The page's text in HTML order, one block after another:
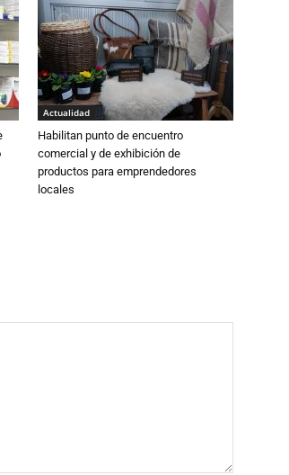
Actualidad
Habilitan punto de encuentro
comercial y de exhibición de
productos para emprendedores
locales